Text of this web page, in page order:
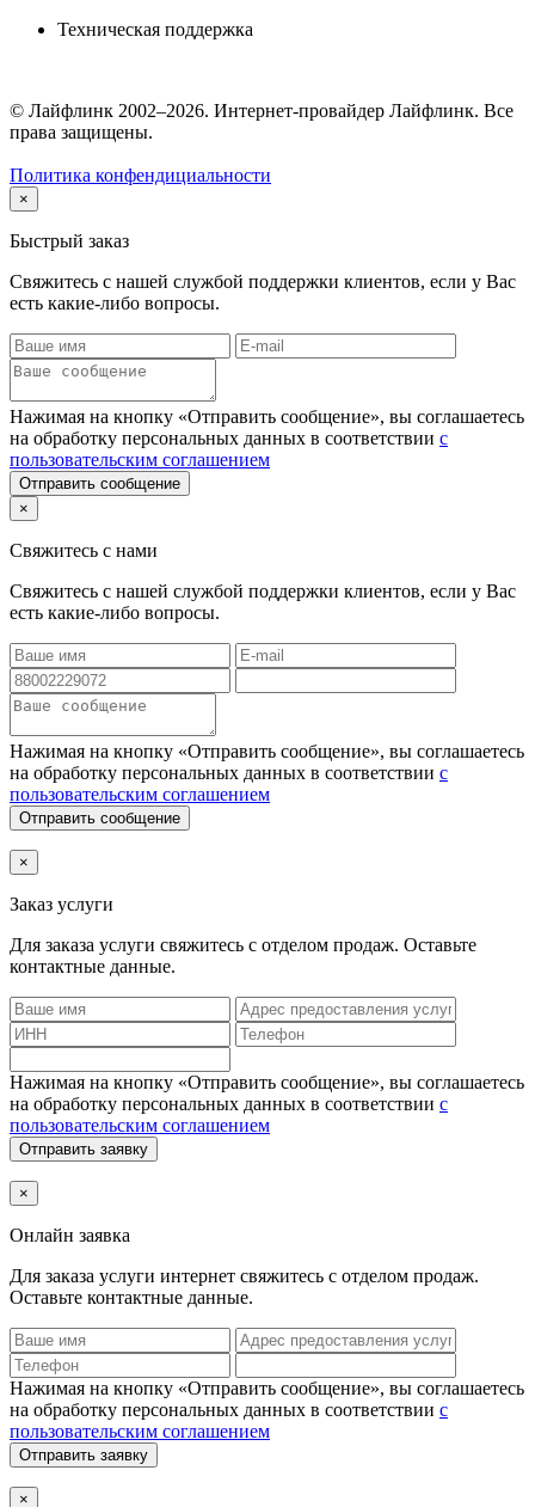
Техническая поддержка
© Лайфлинк 2002–2026. Интернет-провайдер Лайфлинк. Все
права защищены.
Политика конфендициальности
×
Быстрый заказ
Свяжитесь с нашей службой поддержки клиентов, если у Вас
есть какие-либо вопросы.
Нажимая на кнопку «Отправить сообщение», вы соглашаетесь
на обработку персональных данных в соответствии с
пользовательским соглашением
Отправить сообщение
×
Свяжитесь с нами
Свяжитесь с нашей службой поддержки клиентов, если у Вас
есть какие-либо вопросы.
Нажимая на кнопку «Отправить сообщение», вы соглашаетесь
на обработку персональных данных в соответствии с
пользовательским соглашением
Отправить сообщение
×
Заказ услуги
Для заказа услуги свяжитесь с отделом продаж. Оставьте
контактные данные.
Нажимая на кнопку «Отправить сообщение», вы соглашаетесь
на обработку персональных данных в соответствии с
пользовательским соглашением
Отправить заявку
×
Онлайн заявка
Для заказа услуги интернет свяжитесь с отделом продаж.
Оставьте контактные данные.
Нажимая на кнопку «Отправить сообщение», вы соглашаетесь
на обработку персональных данных в соответствии с
пользовательским соглашением
Отправить заявку
×